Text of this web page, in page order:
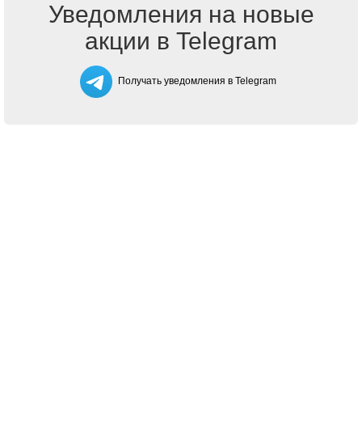
Уведомления на новые
акции в Telegram
Получать уведомления в Telegram